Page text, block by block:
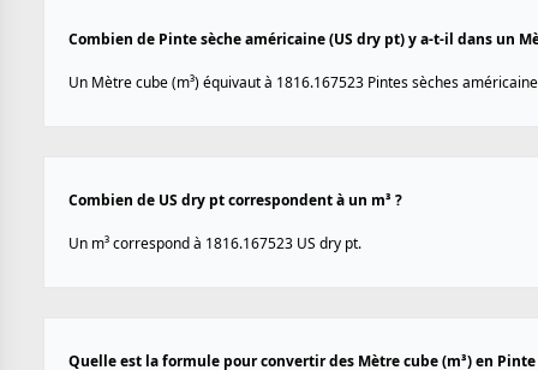
Combien de Pinte sèche américaine (US dry pt) y a-t-il dans un
Un Mètre cube (m³) équivaut à 1816.167523 Pintes sèches
Combien de US dry pt correspondent à un m³ ?
Un m³ correspond à 1816.167523 US dry pt.
Quelle est la formule pour convertir des Mètre cube (m³) en